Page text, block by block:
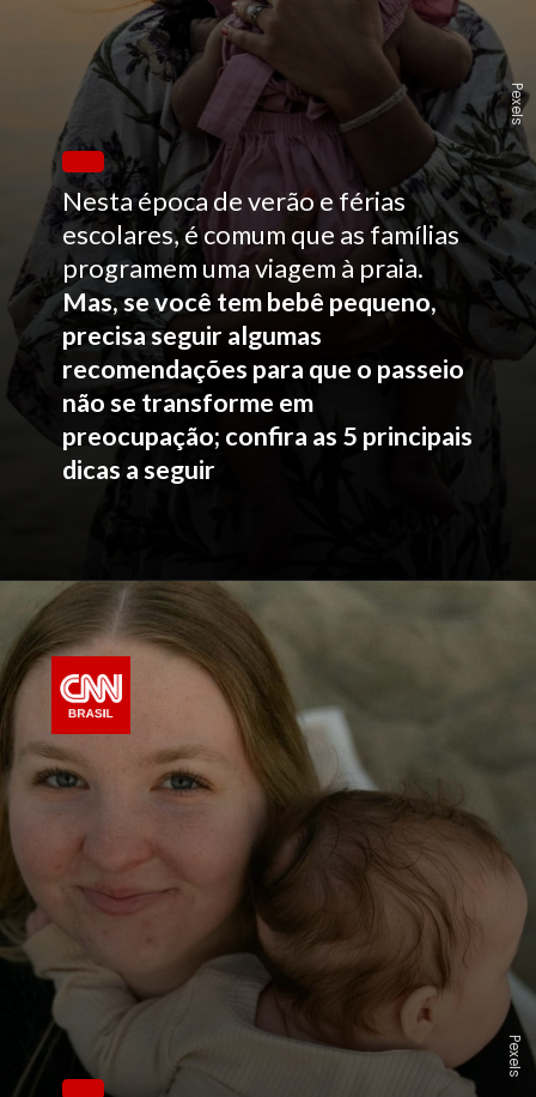
Nesta época de verão e férias
escolares, é comum que as famílias
programem uma viagem à praia.
Mas, se você tem bebê pequeno,
precisa seguir algumas
recomendações para que o passeio
não se transforme em
preocupação; confira as 5 principais
dicas a seguir
Pexels
Pexels